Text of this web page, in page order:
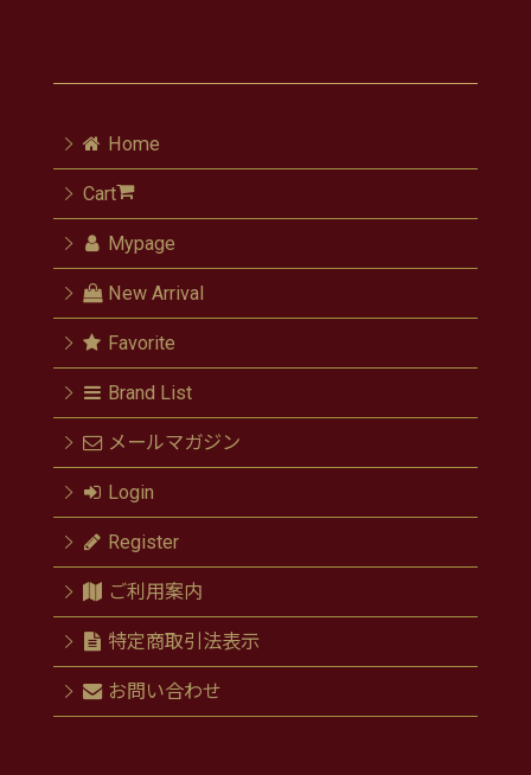
Home
Cart
Mypage
New Arrival
Favorite
Brand List
メールマガジン
Login
Register
ご利用案内
特定商取引法表示
お問い合わせ